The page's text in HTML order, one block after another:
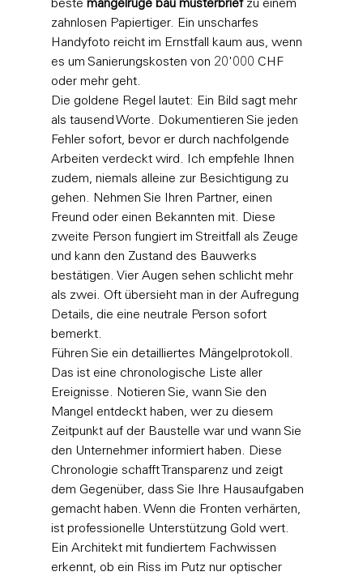
beste mängelrüge bau musterbrief zu einem
zahnlosen Papiertiger. Ein unscharfes
Handyfoto reicht im Ernstfall kaum aus, wenn
es um Sanierungskosten von 20'000 CHF
oder mehr geht.
Die goldene Regel lautet: Ein Bild sagt mehr
als tausend Worte. Dokumentieren Sie jeden
Fehler sofort, bevor er durch nachfolgende
Arbeiten verdeckt wird. Ich empfehle Ihnen
zudem, niemals alleine zur Besichtigung zu
gehen. Nehmen Sie Ihren Partner, einen
Freund oder einen Bekannten mit. Diese
zweite Person fungiert im Streitfall als Zeuge
und kann den Zustand des Bauwerks
bestätigen. Vier Augen sehen schlicht mehr
als zwei. Oft übersieht man in der Aufregung
Details, die eine neutrale Person sofort
bemerkt.
Führen Sie ein detailliertes Mängelprotokoll.
Das ist eine chronologische Liste aller
Ereignisse. Notieren Sie, wann Sie den
Mangel entdeckt haben, wer zu diesem
Zeitpunkt auf der Baustelle war und wann Sie
den Unternehmer informiert haben. Diese
Chronologie schafft Transparenz und zeigt
dem Gegenüber, dass Sie Ihre Hausaufgaben
gemacht haben. Wenn die Fronten verhärten,
ist professionelle Unterstützung Gold wert.
Ein Architekt mit fundiertem Fachwissen
erkennt, ob ein Riss im Putz nur optischer